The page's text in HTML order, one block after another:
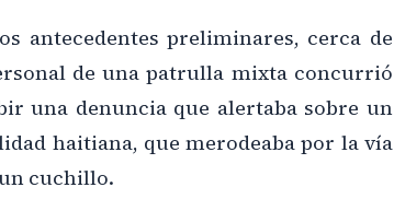
antecedentes preliminares, cerca de
de una patrulla mixta concurrió
una denuncia que alertaba sobre un
haitiana, que merodeaba por la vía
cuchillo.